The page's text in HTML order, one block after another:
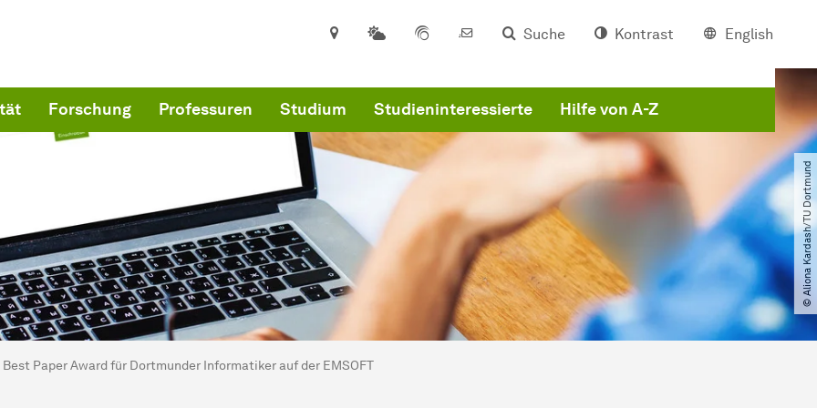
Suche Kontrast English
Forschung Professuren Studium Studieninteressierte Hilfe von A-Z
© Aliona Kardash​/​TU Dortmund
hier:
für Informatik
Best Paper Award für Dortmunder Informatiker auf der EMSOFT